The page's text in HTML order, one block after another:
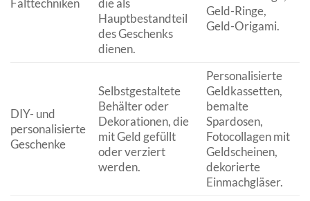
Falttechniken
die als
Hauptbestandteil
des Geschenks
dienen.
Geld-Ringe,
Geld-Origami.
DIY- und
personalisierte
Geschenke
Selbstgestaltete
Behälter oder
Dekorationen, die
mit Geld gefüllt
oder verziert
werden.
Personalisierte
Geldkassetten,
bemalte
Spardosen,
Fotocollagen mit
Geldscheinen,
dekorierte
Einmachgläser.